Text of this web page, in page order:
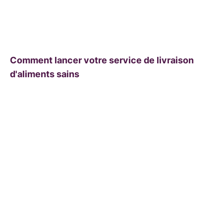
Comment lancer votre service de livraison
d'aliments sains